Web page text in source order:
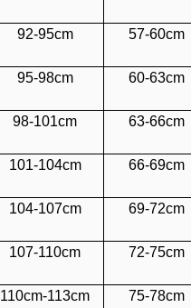
92-95cm 57-60cm
95-98cm 60-63cm
98-101cm 63-66cm
101-104cm 66-69cm
104-107cm 69-72cm
107-110cm 72-75cm
110cm-113cm 75-78cm